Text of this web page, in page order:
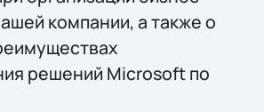
компании, а также о
решений Microsoft по